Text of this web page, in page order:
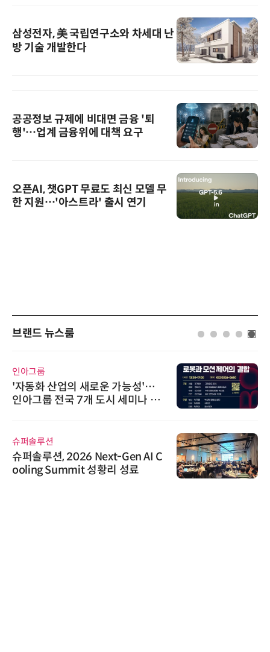
삼성전자, 美 국립연구소와 차세대 난
방 기술 개발한다
공공정보 규제에 비대면 금융 '퇴
행'…업계 금융위에 대책 요구
오픈AI, 챗GPT 무료도 최신 모델 무
한 지원…'아스트라' 출시 연기
브랜드 뉴스룸
인아그룹
'자동화 산업의 새로운 가능성'…
인아그룹 전국 7개 도시 세미나 페
슈퍼솔루션
슈퍼솔루션, 2026 Next-Gen AI C
ooling Summit 성황리 성료